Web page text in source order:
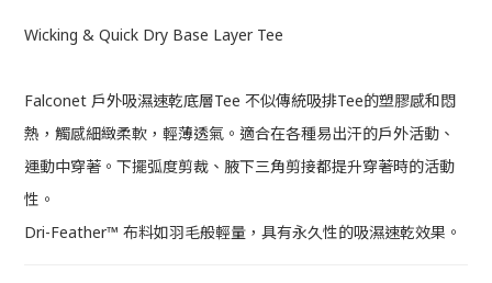
Wicking & Quick Dry Base Layer Tee
Falconet 戶外吸濕速乾底層Tee 不似傳統吸排Tee的塑膠感和悶
熱，觸感細緻柔軟，輕薄透氣。適合在各種易出汗的戶外活動、
運動中穿著。下擺弧度剪裁、腋下三角剪接都提升穿著時的活動
性。
Dri-Feather™ 布料如羽毛般輕量，具有永久性的吸濕速乾效果。